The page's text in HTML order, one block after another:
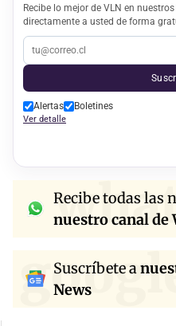
Recibe lo mejor de VLN en
directamente a usted de forma
Alertas Boletines
Ver detalle
Recibe todas las
nuestro canal de
Suscríbete a
News